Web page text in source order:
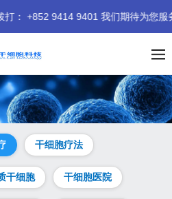
9414 9401 我们期待为您服务。
干细胞疗法
干细胞 干细胞医院